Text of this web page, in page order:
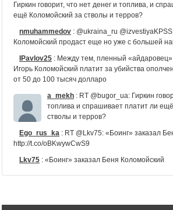
Гиркин говорит, что нет денег и топлива, и
ещё Коломойский за стволы и терров?
nmuhammedov : @ukraina_ru
Коломойский продаст еще но уже с большей
IPavlov25 : Между тем, пленный «айдаровец»
Игорь Коломойский платит за убийства
от 50 до 100 тысяч долларо
a_mekh : RT @bugor_ua: Гиркин
топлива и спрашивает платит ли
стволы и терров?
Ego_rus_ka : RT @Lkv75: «Боинг» заказал
http://t.co/oBKwywCwS9
Lkv75 : «Боинг» заказал Беня Коломойский